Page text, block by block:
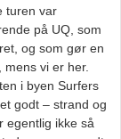
turen var
på UQ, som
og som gør en
vi er her.
i byen Surfers
godt – strand og
egentlig ikke så